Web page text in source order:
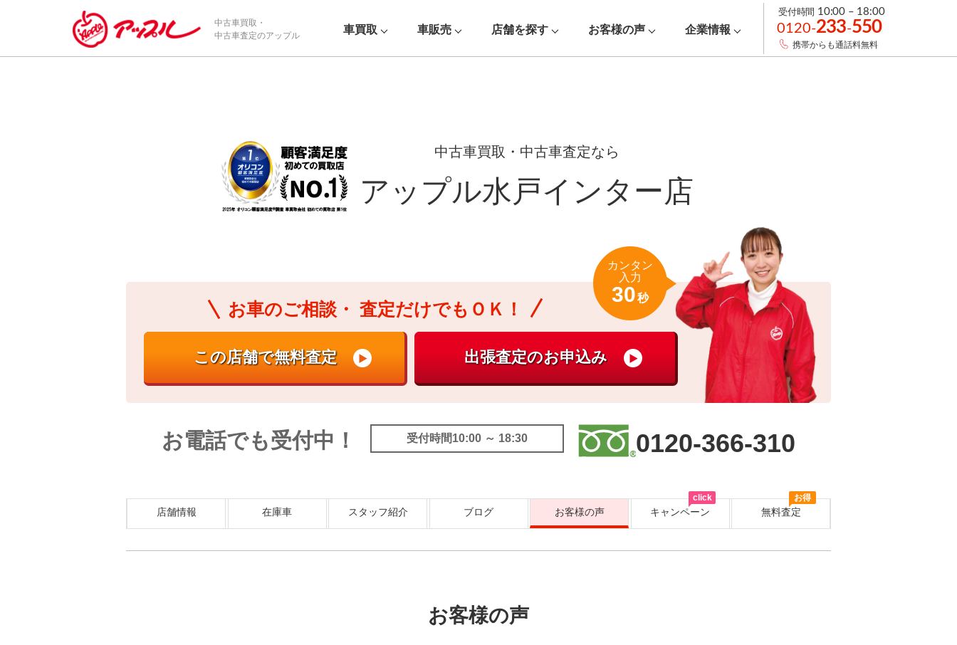
/*ABテスト_新規査定フォームの為のCVボタン*/
中古車買取・
中古車査定のアップル
車買取 車販売 店舗を探す お客様の声 企業情報
受付時間 10:00 – 18:00
0120-233-550
携帯からも通話料無料
中古車買取・中古車査定なら
アップル水戸インター店
お車のご相談・ 査定だけでもＯＫ！
カンタン
入力
30秒
お電話でも受付中！ 受付時間10:00 ～ 18:30 0120-366-310
店舗情報 在庫車 スタッフ紹介 ブログ お客様の声 キャンペーン
お得
無料査定
click
お客様の声